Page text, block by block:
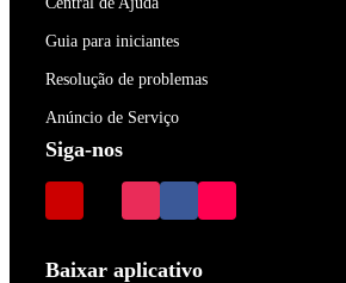
Guia para iniciantes
Resolução de problemas
Anúncio de Serviço
Siga-nos
Baixar aplicativo